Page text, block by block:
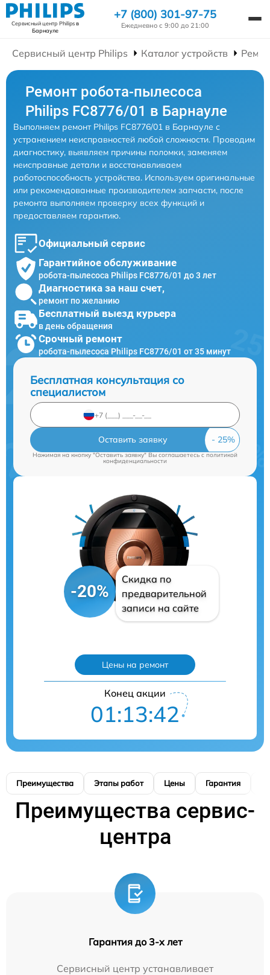
Сервисный центр Philipsв
Барнауле
+7 (800) 301-97-75
Ежедневно с 9:00 до 21:00
Сервисный центр Philips Каталог устройств
Ремонт робота-пылесоса
Philips FC8776/01 в Барнауле
Выполняем ремонт Philips FC8776/01 в Барнауле с
устранением неисправностей любой сложности. Проводим
диагностику, выявляем причины поломки, заменяем
неисправные детали и восстанавливаем
работоспособность устройства. Используем оригинальные
или рекомендованные производителем запчасти, после
ремонта выполняем проверку всех функций и
предоставляем гарантию.
Официальный сервис
Гарантийное обслуживание
робота-пылесоса Philips FC8776/01 до 3 лет
Диагностика за наш счет,
ремонт по желанию
Бесплатный выезд курьера
в день обращения
Срочный ремонт
робота-пылесоса Philips FC8776/01 от 35 минут
Бесплатная консультация со
специалистом
Оставить заявку
Нажимая на кнопку "Оставить заявку" Вы соглашаетесь c политикой
конфиденциальности
-20%
Скидка по
предварительной
записи на сайте
Цены на ремонт
Конец акции
01:13:39
Преимущества Этапы работ Цены Гарантия
Преимущества сервис-
центра
Гарантия до 3-х лет
Сервисный центр устанавливает